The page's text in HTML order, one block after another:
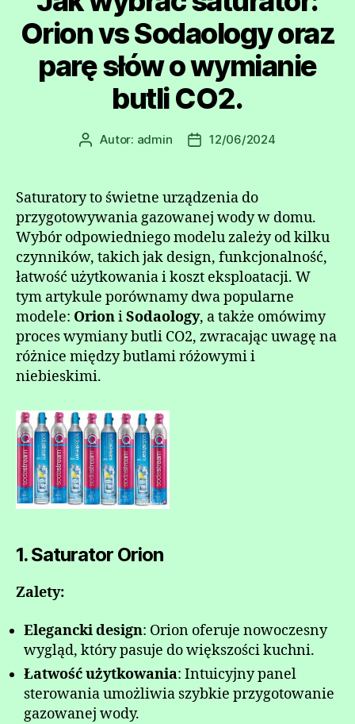
Orion vs Sodaology oraz
parę słów o wymianie
butli CO2.
AutorAutor: admin
Data12/06/2024
Saturatory to świetne urządzenia do
przygotowywania gazowanej wody w domu.
Wybór odpowiedniego modelu zależy od kilku
czynników, takich jak design, funkcjonalność,
łatwość użytkowania i koszt eksploatacji. W
tym artykule porównamy dwa popularne
modele: OrioniSodaology, a także omówimy
proces wymiany butli CO2, zwracając uwagę na
różnice między butlami różowymi i
niebieskimi.
1. Saturator Orion
Zalety:
Elegancki design: Orion oferuje nowoczesny
wygląd, który pasuje do większości kuchni.
Łatwość użytkowania: Intuicyjny panel
sterowania umożliwia szybkie przygotowanie
gazowanej wody.